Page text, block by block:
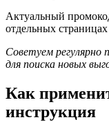
Актуальный
отдельных
Советуем
для поиска новых
Как
инструкция